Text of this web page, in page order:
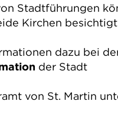
Stadtführungen
Kirchen besichtigt
dazu bei
der Stadt
von St. Martin